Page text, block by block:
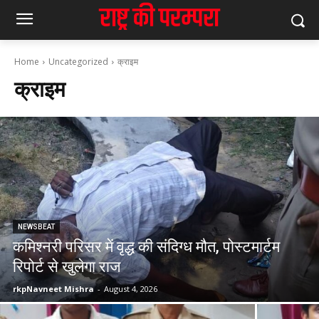
Home Uncategorized क्राइम
क्राइम
NEWSBEAT
कमिश्नरी परिसर में वृद्ध की संदिग्ध मौत, पोस्टमार्टम
रिपोर्ट से खुलेगा राज
rkpNavneet Mishra - August 4, 2026